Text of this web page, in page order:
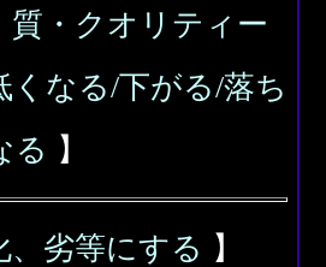
質・クオリティー
くなる/下がる/落ち
る 】
、劣等にする 】